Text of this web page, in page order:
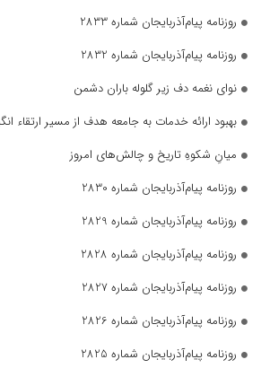
روزنامه پیام‌آذربایجان شماره 2833
روزنامه پیام‌آذربایجان شماره 2832
نوای نغمه دف زیر گلوله باران دشمن
بهبود ارائه خدمات به جامعه هدف از مسیر ارتقاء
میانِ شکوهِ تاریخ و چالش‌های امروز
روزنامه پیام‌آذربایجان شماره 2830
روزنامه پیام‌آذربایجان شماره 2829
روزنامه پیام‌آذربایجان شماره 2828
روزنامه پیام‌آذربایجان شماره 2827
روزنامه پیام‌آذربایجان شماره 2826
روزنامه پیام‌آذربایجان شماره 2825